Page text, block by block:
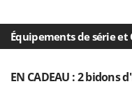
Équipements de série
EN CADEAU : 2 bidons